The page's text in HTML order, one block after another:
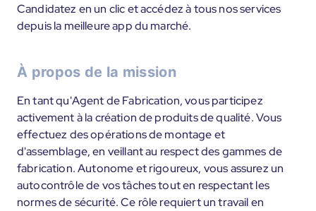
Candidatez en un clic et accédez à tous nos services
depuis la meilleure app du marché.
À propos de la mission
En tant qu'Agent de Fabrication, vous participez
activement à la création de produits de qualité. Vous
effectuez des opérations de montage et
d'assemblage, en veillant au respect des gammes de
fabrication. Autonome et rigoureux, vous assurez un
autocontrôle de vos tâches tout en respectant les
normes de sécurité. Ce rôle requiert un travail en